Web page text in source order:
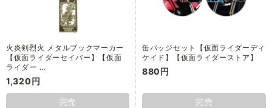
火炎剣烈火 メタルブックマーカー
【仮面ライダーセイバー】【仮面
ライダー …
1,320円
完売
缶バッジセット【仮面ライダーディ
ケイド】【仮面ライダーストア】
880円
完売